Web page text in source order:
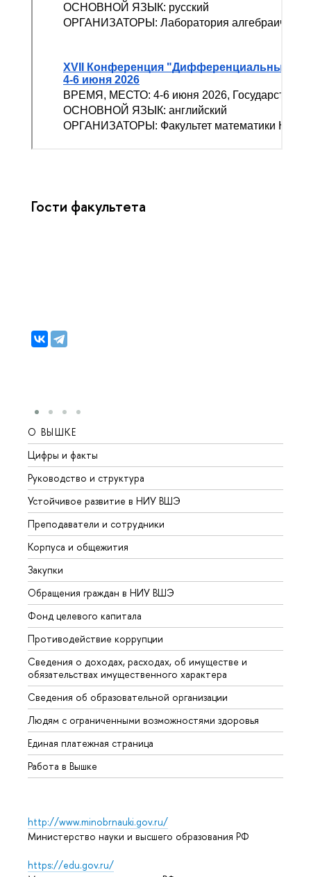
Гости факультета
О ВЫШКЕ
Цифры и факты
Руководство и структура
Устойчивое развитие в НИУ ВШЭ
Преподаватели и сотрудники
Корпуса и общежития
Закупки
Обращения граждан в НИУ ВШЭ
Фонд целевого капитала
Противодействие коррупции
Сведения о доходах, расходах, об имуществе и
обязательствах имущественного характера
Сведения об образовательной организации
Людям с ограниченными возможностями здоровья
Единая платежная страница
Работа в Вышке
http://www.minobrnauki.gov.ru/
Министерство науки и высшего образования РФ
https://edu.gov.ru/